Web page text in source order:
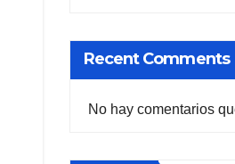
Recent Comments
No hay comentarios